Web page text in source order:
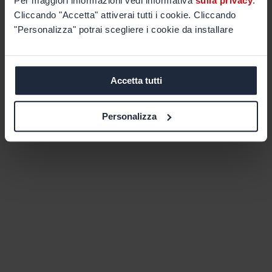
Cliccando "Accetta" attiverai tutti i cookie. Cliccando
"Personalizza" potrai scegliere i cookie da installare
Accetta tutti
Personalizza